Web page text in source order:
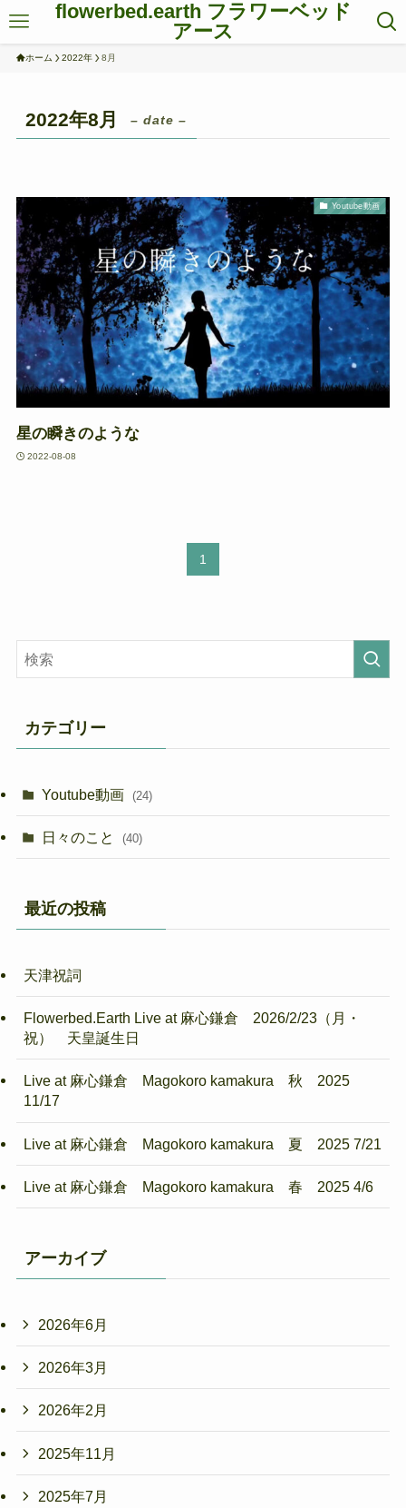
flowerbed.earth フラワーベッド
アース
ホーム 2022年 8月
2022年8月 – date –
Youtube動画
星の瞬きのような
2022-08-08
1
カテゴリー
Youtube動画 (24)
日々のこと (40)
最近の投稿
天津祝詞
Flowerbed.Earth Live at 麻心鎌倉 2026/2/23（月・
祝） 天皇誕生日
Live at 麻心鎌倉 Magokoro kamakura 秋 2025
11/17
Live at 麻心鎌倉 Magokoro kamakura 夏 2025 7/21
Live at 麻心鎌倉 Magokoro kamakura 春 2025 4/6
アーカイブ
2026年6月
2026年3月
2026年2月
2025年11月
2025年7月